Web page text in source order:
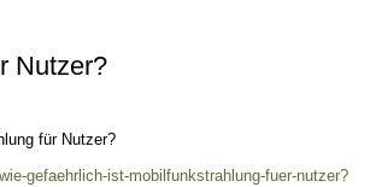
Nutzer?
für Nutzer?
gefaehrlich-ist-mobilfunkstrahlung-fuer-nutzer?